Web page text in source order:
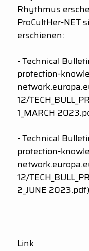
Rhythmus
ProCultHer-NET
erschienen:
- Technical
protection-
12/
1_MARCH
- Technical
protection-
12/
2_JUNE 2023.pdf)
Link